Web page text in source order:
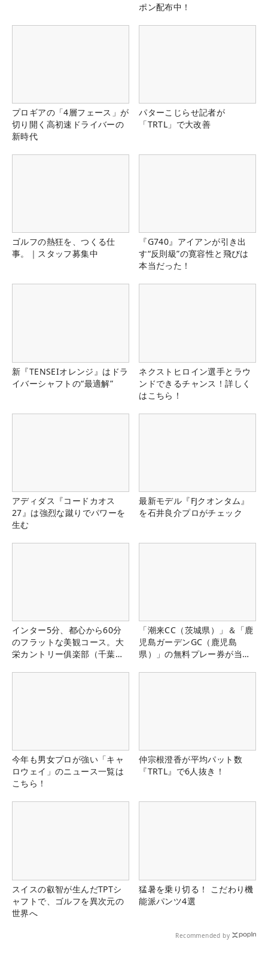
ポン配布中！
プロギアの「4層フェース」が
切り開く高初速ドライバーの
新時代
パターこじらせ記者が
「TRTL」で大改善
ゴルフの熱狂を、つくる仕
事。｜スタッフ募集中
『G740』アイアンが引き出
す“反則級”の寛容性と飛びは
本当だった！
新『TENSEIオレンジ』はドラ
イバーシャフトの“最適解”
ネクストヒロイン選手とラウ
ンドできるチャンス！詳しく
はこちら！
アディダス『コードカオス
27』は強烈な蹴りでパワーを
生む
最新モデル『FJクオンタム』
を石井良介プロがチェック
インター5分、都心から60分
のフラットな美観コース。大
栄カントリー俱楽部（千葉
「潮来CC（茨城県）」＆「鹿
児島ガーデンGC（鹿児島
県）」の無料プレー券が当た
今年も男女プロが強い「キャ
ロウェイ」のニュース一覧は
こちら！
仲宗根澄香が平均パット数
『TRTL』で6人抜き！
スイスの叡智が生んだTPTシ
ャフトで、ゴルフを異次元の
世界へ
猛暑を乗り切る！ こだわり機
能派パンツ4選
Recommended by